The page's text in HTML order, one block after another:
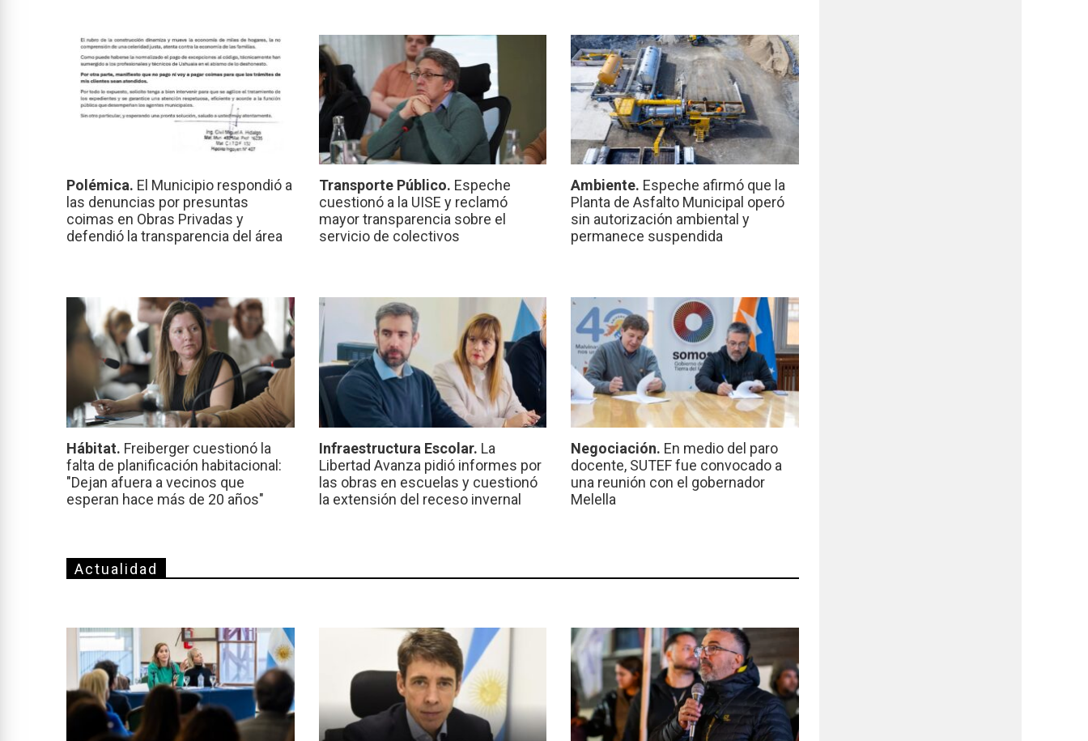
Polémica. El Municipio respondió a
las denuncias por presuntas
coimas en Obras Privadas y
defendió la transparencia del área
Transporte Público. Espeche
cuestionó a la UISE y reclamó
mayor transparencia sobre el
servicio de colectivos
Ambiente. Espeche afirmó que la
Planta de Asfalto Municipal operó
sin autorización ambiental y
permanece suspendida
Hábitat. Freiberger cuestionó la
falta de planificación habitacional:
"Dejan afuera a vecinos que
esperan hace más de 20 años"
Infraestructura Escolar. La
Libertad Avanza pidió informes por
las obras en escuelas y cuestionó
la extensión del receso invernal
Negociación. En medio del paro
docente, SUTEF fue convocado a
una reunión con el gobernador
Melella
Actualidad